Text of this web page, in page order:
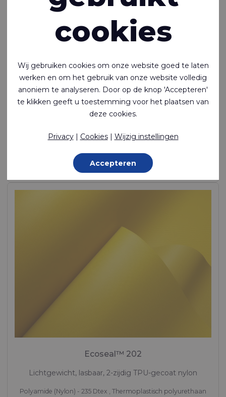
Ecoseal™ 200
(TPU) Coating, 275 g/m²
Op voorraad
Ecoseal™ 202
Lichtgewicht, lasbaar, 2-zijdig TPU-gecoat nylon
Polyamide (Nylon) - 235 Dtex , Thermoplastisch polyurethaan
cookies
Wij gebruiken cookies om onze website goed te laten
werken en om het gebruik van onze website volledig
anoniem te analyseren. Door op de knop 'Accepteren'
te klikken geeft u toestemming voor het plaatsen van
deze cookies.
Privacy| Cookies| Wijzig instellingen
Accepteren